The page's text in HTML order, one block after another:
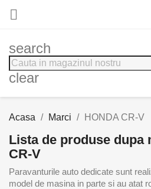

search
clear
Acasa Marci HONDA CR-V
Lista de produse dupa
CR-V
Paravanturile auto dedicate sunt
model de masina in parte si au atat